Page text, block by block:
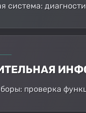
система:
проверка